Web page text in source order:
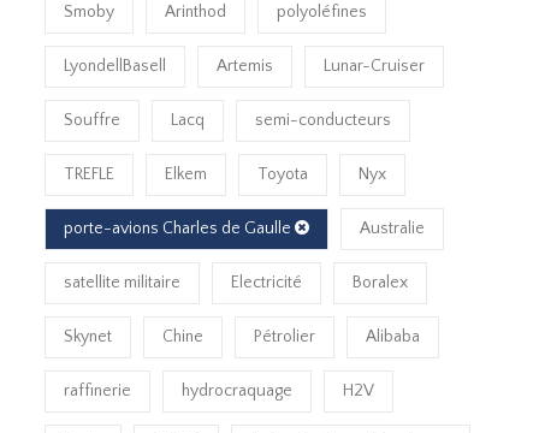
Smoby Arinthod polyoléfines
LyondellBasell Artemis Lunar-Cruiser
Souffre Lacq semi-conducteurs
TREFLE Elkem Toyota Nyx
porte-avions Charles de Gaulle Australie
satellite militaire Electricité Boralex
Skynet Chine Pétrolier Alibaba
raffinerie hydrocraquage H2V